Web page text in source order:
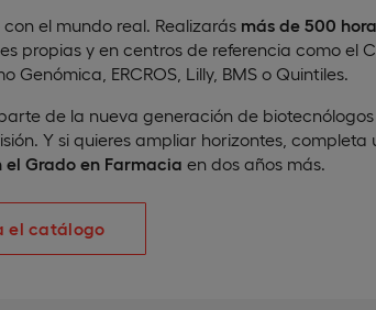
el mundo real. Realizarás más de 500
propias y en centros de referencia como el
Genómica, ERCROS, Lilly, BMS o Quintiles.
de la nueva generación de
Y si quieres ampliar horizontes, completa
Grado en Farmacia en dos años más.
el catálogo